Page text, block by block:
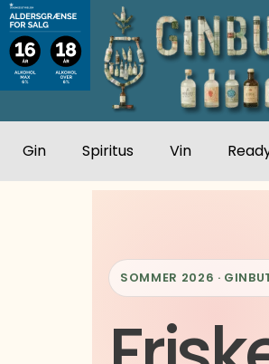
Gå
til
indholdet
Gin Spiritus Vin
SOMMER 2026 ·